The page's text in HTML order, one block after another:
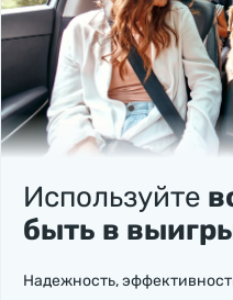
Используйте
быть в
Надежность,